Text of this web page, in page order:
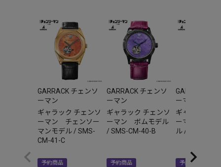
GARRACK チェンソ
ーマン
ギャラック チェンソ
ーマン チェンソー
マンモデル / SMS-
CM-41-C
予約商品
GARRACK チェンソ
ーマン
ギャラック チェンソ
ーマン ボムモデル
/ SMS-CM-40-B
予約商品
GARRACK チ
ーマン
ギャラック チ
ーマン マキ
ル / SMS-CM-
予約商品